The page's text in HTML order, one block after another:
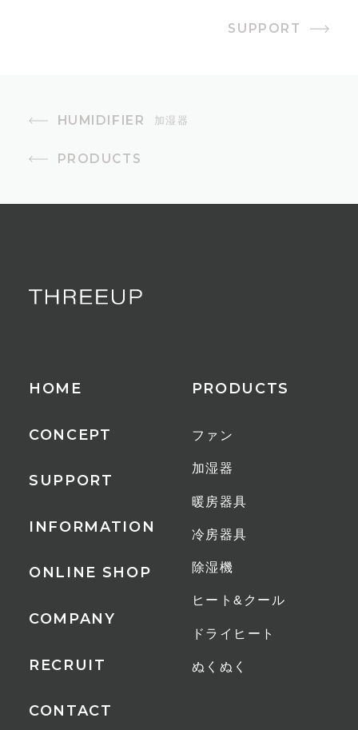
1〜9時間
おまかせモード、うるおいモード、
ecoモード、パワフルモード
空焚き防止機能、温度ヒューズ、転
倒時自動オフスイッチ、チャイルド
1.5m
HUMIDIFIER 加湿器
PRODUCTS
SUPPORT
HOME
CONCEPT
SUPPORT
INFORMATION
PRODUCTS
ファン
加湿器
暖房器具
冷房器具
除湿機
ヒート&クール
ドライヒート
ぬくぬく
ONLINE SHOP
COMPANY
RECRUIT
CONTACT